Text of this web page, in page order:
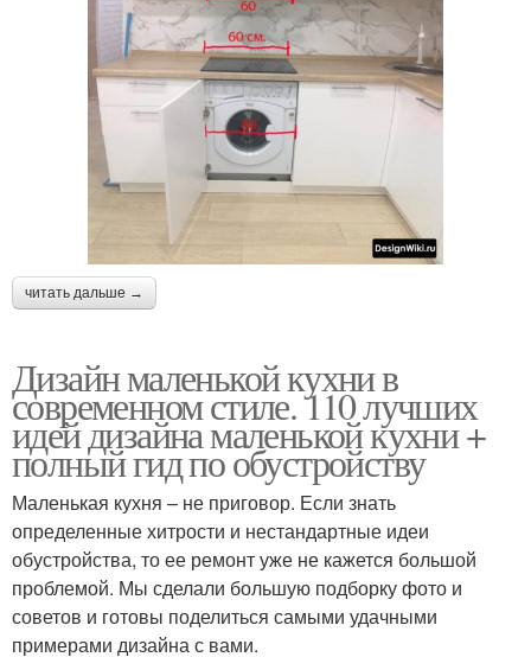
читать дальше →
Дизайн маленькой кухни в
современном стиле. 110 лучших
идей дизайна маленькой кухни +
полный гид по обустройству
Маленькая кухня – не приговор. Если знать
определенные хитрости и нестандартные идеи
обустройства, то ее ремонт уже не кажется большой
проблемой. Мы сделали большую подборку фото и
советов и готовы поделиться самыми удачными
примерами дизайна с вами.